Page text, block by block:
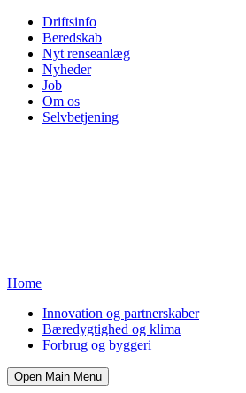
Driftsinfo
Beredskab
Nyt renseanlæg
Nyheder
Job
Om os
Selvbetjening
Home
Innovation og partnerskaber
Bæredygtighed og klima
Forbrug og byggeri
Open Main Menu